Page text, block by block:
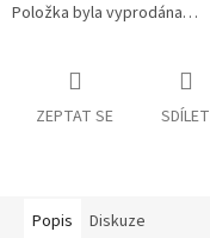
Položka byla vyprodána…
ZEPTAT SE SDÍLET
Popis Diskuze